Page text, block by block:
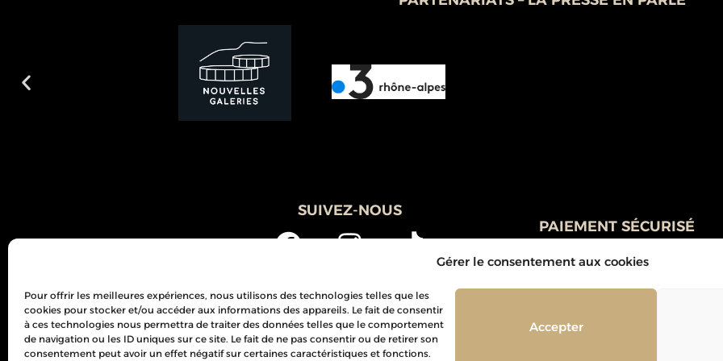
Gérer le consentement aux cookies
Pour offrir les meilleures expériences, nous utilisons des technologies telles que les
cookies pour stocker et/ou accéder aux informations des appareils. Le fait de consentir
à ces technologies nous permettra de traiter des données telles que le comportement
de navigation ou les ID uniques sur ce site. Le fait de ne pas consentir ou de retirer son
consentement peut avoir un effet négatif sur certaines caractéristiques et fonctions.
Accepter
SUIVEZ-NOUS
PAIEMENT SÉCURISÉ
Notre site est entièrement sécurisé grâce
protocole SSL/TSL (Secure Sockets Layer).